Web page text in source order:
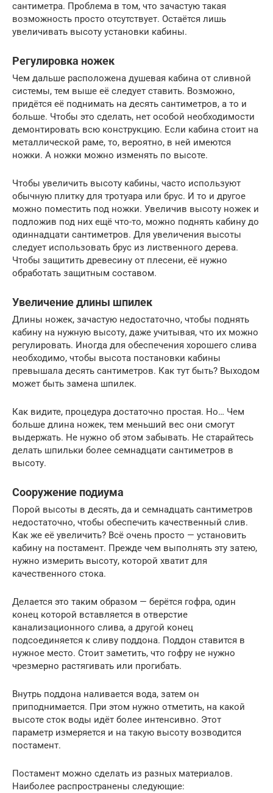
сантиметра. Проблема в том, что зачастую такая
возможность просто отсутствует. Остаётся лишь
увеличивать высоту установки кабины.
Регулировка ножек
Чем дальше расположена душевая кабина от сливной
системы, тем выше её следует ставить. Возможно,
придётся её поднимать на десять сантиметров, а то и
больше. Чтобы это сделать, нет особой необходимости
демонтировать всю конструкцию. Если кабина стоит на
металлической раме, то, вероятно, в ней имеются
ножки. А ножки можно изменять по высоте.
Чтобы увеличить высоту кабины, часто используют
обычную плитку для тротуара или брус. И то и другое
можно поместить под ножки. Увеличив высоту ножек и
подложив под них ещё что-то, можно поднять кабину до
одиннадцати сантиметров. Для увеличения высоты
следует использовать брус из лиственного дерева.
Чтобы защитить древесину от плесени, её нужно
обработать защитным составом.
Увеличение длины шпилек
Длины ножек, зачастую недостаточно, чтобы поднять
кабину на нужную высоту, даже учитывая, что их можно
регулировать. Иногда для обеспечения хорошего слива
необходимо, чтобы высота постановки кабины
превышала десять сантиметров. Как тут быть? Выходом
может быть замена шпилек.
Как видите, процедура достаточно простая. Но… Чем
больше длина ножек, тем меньший вес они смогут
выдержать. Не нужно об этом забывать. Не старайтесь
делать шпильки более семнадцати сантиметров в
высоту.
Сооружение подиума
Порой высоты в десять, да и семнадцать сантиметров
недостаточно, чтобы обеспечить качественный слив.
Как же её увеличить? Всё очень просто — установить
кабину на постамент. Прежде чем выполнять эту затею,
нужно измерить высоту, которой хватит для
качественного стока.
Делается это таким образом — берётся гофра, один
конец которой вставляется в отверстие
канализационного слива, а другой конец
подсоединяется к сливу поддона. Поддон ставится в
нужное место. Стоит заметить, что гофру не нужно
чрезмерно растягивать или прогибать.
Внутрь поддона наливается вода, затем он
приподнимается. При этом нужно отметить, на какой
высоте сток воды идёт более интенсивно. Этот
параметр измеряется и на такую высоту возводится
постамент.
Постамент можно сделать из разных материалов.
Наиболее распространены следующие: